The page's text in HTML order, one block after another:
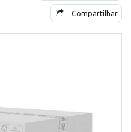
Compartilhar